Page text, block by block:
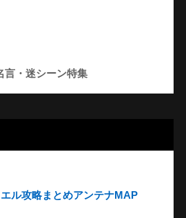
言・迷シーン特集
ル攻略まとめアンテナMAP